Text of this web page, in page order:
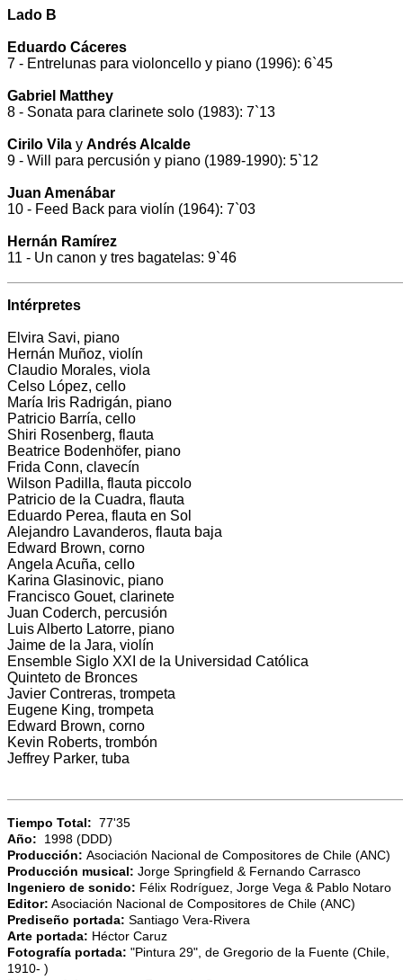
Lado B
Eduardo Cáceres
7 - Entrelunas para violoncello y piano (1996): 6`45
Gabriel Matthey
8 - Sonata para clarinete solo (1983): 7`13
Cirilo Vila y Andrés Alcalde
9 - Will para percusión y piano (1989-1990): 5`12
Juan Amenábar
10 - Feed Back para violín (1964): 7`03
Hernán Ramírez
11 - Un canon y tres bagatelas: 9`46
Intérpretes
Elvira Savi, piano
Hernán Muñoz, violín
Claudio Morales, viola
Celso López, cello
María Iris Radrigán, piano
Patricio Barría, cello
Shiri Rosenberg, flauta
Beatrice Bodenhöfer, piano
Frida Conn, clavecín
Wilson Padilla, flauta piccolo
Patricio de la Cuadra, flauta
Eduardo Perea, flauta en Sol
Alejandro Lavanderos, flauta baja
Edward Brown, corno
Angela Acuña, cello
Karina Glasinovic, piano
Francisco Gouet, clarinete
Juan Coderch, percusión
Luis Alberto Latorre, piano
Jaime de la Jara, violín
Ensemble Siglo XXI de la Universidad Católica
Quinteto de Bronces
Javier Contreras, trompeta
Eugene King, trompeta
Edward Brown, corno
Kevin Roberts, trombón
Jeffrey Parker, tuba
Tiempo Total: 77'35
Año:
1998 (DDD)
Producción: Asociación Nacional de Compositores de Chile (ANC)
Producción musical: Jorge Springfield & Fernando Carrasco
Ingeniero de sonido: Félix Rodríguez, Jorge Vega & Pablo Notaro
Editor: Asociación Nacional de Compositores de Chile (ANC)
Prediseño portada: Santiago Vera-Rivera
Arte portada: Héctor Caruz
Fotografía portada: "Pintura 29", de Gregorio de la Fuente (Chile,
1910- )